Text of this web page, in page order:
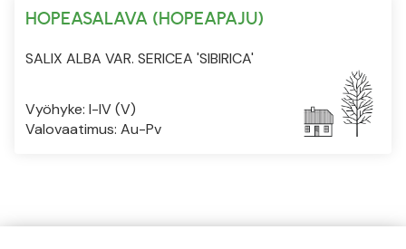
HOPEASALAVA (HOPEAPAJU)
SALIX ALBA VAR. SERICEA 'SIBIRICA'
Vyöhyke: I-IV (V)
Valovaatimus: Au-Pv